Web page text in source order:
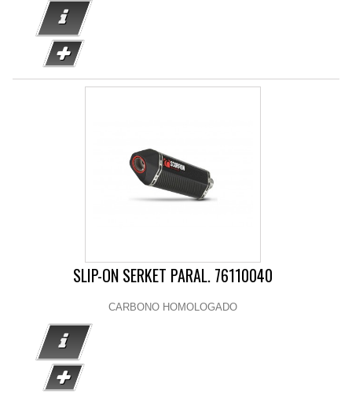
SLIP-ON SERKET PARAL. 76110040
CARBONO HOMOLOGADO